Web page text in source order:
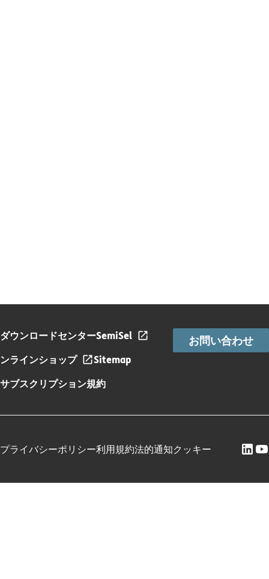
ダウンロードセンターSemiSel
ンラインショップ
Sitemap
サブスクリプション規約
お問い合わせ
プライバシーポリシー利用規約法的通知クッキー